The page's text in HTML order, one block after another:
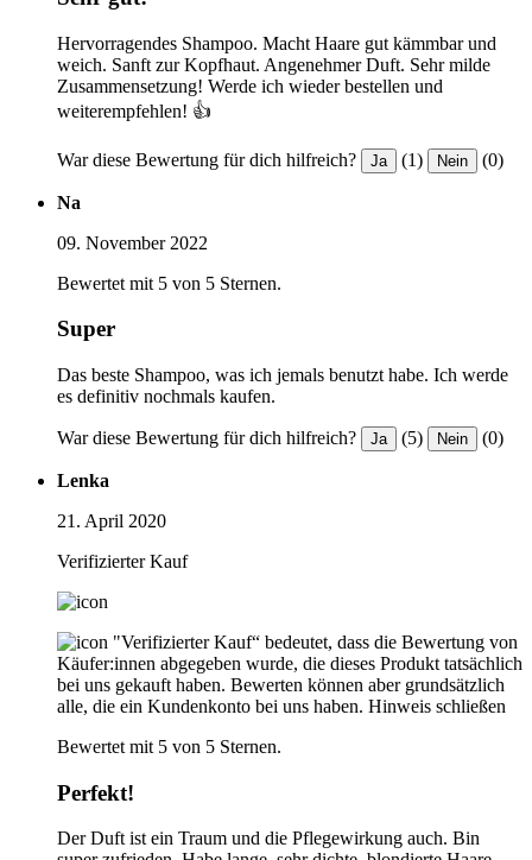
Hervorragendes Shampoo. Macht Haare gut kämmbar und
weich. Sanft zur Kopfhaut. Angenehmer Duft. Sehr milde
Zusammensetzung! Werde ich wieder bestellen und
weiterempfehlen! 👍
War diese Bewertung für dich hilfreich? Ja (1) Nein (0)
Na
09. November 2022
Bewertet mit 5 von 5 Sternen.
Super
Das beste Shampoo, was ich jemals benutzt habe. Ich werde
es definitiv nochmals kaufen.
War diese Bewertung für dich hilfreich? Ja (5) Nein (0)
Lenka
21. April 2020
Verifizierter Kauf
"Verifizierter Kauf“ bedeutet, dass die Bewertung von
Käufer:innen abgegeben wurde, die dieses Produkt tatsächlich
bei uns gekauft haben. Bewerten können aber grundsätzlich
alle, die ein Kundenkonto bei uns haben. Hinweis schließen
Bewertet mit 5 von 5 Sternen.
Perfekt!
Der Duft ist ein Traum und die Pflegewirkung auch. Bin